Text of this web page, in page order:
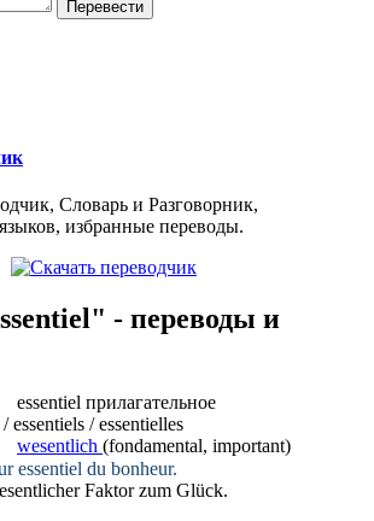
Словарь и Разговорник,
избранные переводы.
- переводы и
essentiel прилагательное
essentiels / essentielles
wesentlich (fondamental, important)
essentiel du bonheur.
Faktor zum Glück.